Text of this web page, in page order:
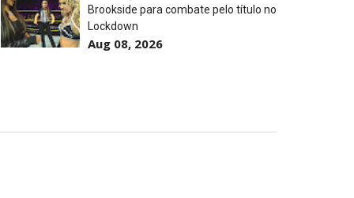
Brookside para combate pelo título no
Lockdown
Aug 08, 2026